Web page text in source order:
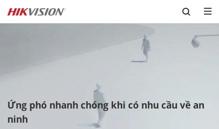
Skip to content
Ứng phó nhanh chóng khi có nhu cầu về an
ninh